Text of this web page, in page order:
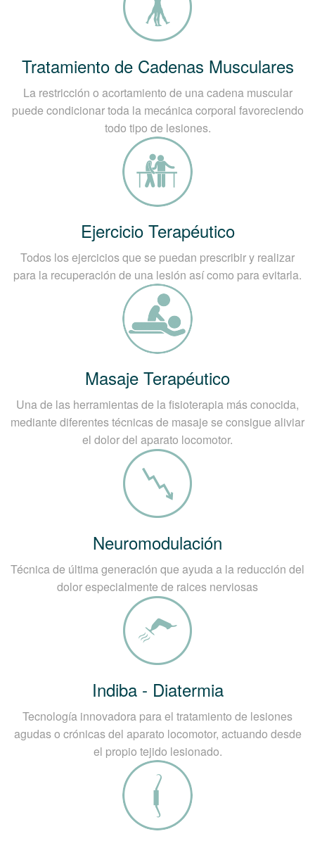
Tratamiento de Cadenas Musculares
La restricción o acortamiento de una cadena muscular
puede condicionar toda la mecánica corporal favoreciendo
todo tipo de lesiones.
Ejercicio Terapéutico
Todos los ejercicios que se puedan prescribir y realizar
para la recuperación de una lesión así como para evitarla.
Masaje Terapéutico
Una de las herramientas de la fisioterapia más conocida,
mediante diferentes técnicas de masaje se consigue aliviar
el dolor del aparato locomotor.
Neuromodulación
Técnica de última generación que ayuda a la reducción del
dolor especialmente de raices nerviosas
Indiba - Diatermia
Tecnología innovadora para el tratamiento de lesiones
agudas o crónicas del aparato locomotor, actuando desde
el propio tejido lesionado.